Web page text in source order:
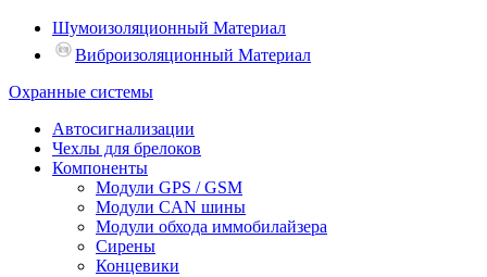
Шумоизоляционный Материал
Виброизоляционный Материал
Охранные системы
Автосигнализации
Чехлы для брелоков
Компоненты
Модули GPS / GSM
Модули CAN шины
Модули обхода иммобилайзера
Сирены
Концевики